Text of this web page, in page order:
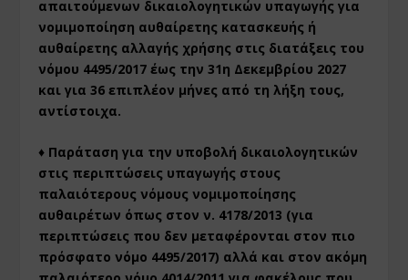
απαιτούμενων δικαιολογητικών υπαγωγής για
νομιμοποίηση αυθαίρετης κατασκευής ή
αυθαίρετης αλλαγής χρήσης στις διατάξεις του
νόμου 4495/2017 έως την 31η Δεκεμβρίου 2027
και για 36 επιπλέον μήνες από τη λήξη τους,
αντίστοιχα.
♦ Παράταση για την υποβολή δικαιολογητικών
στις περιπτώσεις υπαγωγής στους
παλαιότερους νόμους νομιμοποίησης
αυθαιρέτων όπως στον ν. 4178/2013 (για
περιπτώσεις που δεν μεταφέρονται στον πιο
πρόσφατο νόμο 4495/2017) αλλά και στον ακόμη